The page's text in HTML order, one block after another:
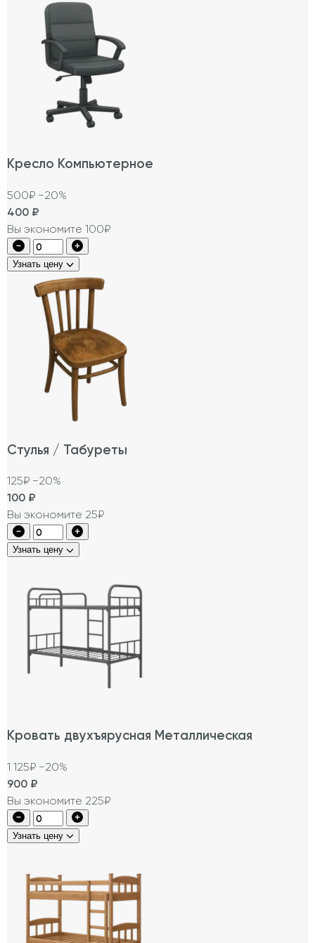
Кресло Компьютерное
500₽ −20%
400 ₽
Вы экономите 100₽
Узнать цену
Стулья / Табуреты
125₽ −20%
100 ₽
Вы экономите 25₽
Узнать цену
Кровать двухъярусная Металлическая
1 125₽ −20%
900 ₽
Вы экономите 225₽
Узнать цену